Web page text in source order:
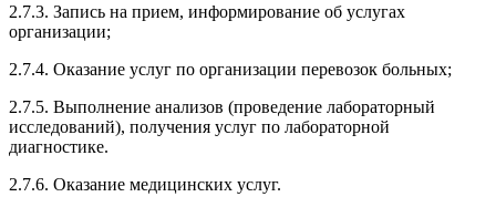
2.7.3. Запись на прием, информирование об услугах
организации;
2.7.4. Оказание услуг по организации перевозок больных;
2.7.5. Выполнение анализов (проведение лабораторный
исследований), получения услуг по лабораторной
диагностике.
2.7.6. Оказание медицинских услуг.